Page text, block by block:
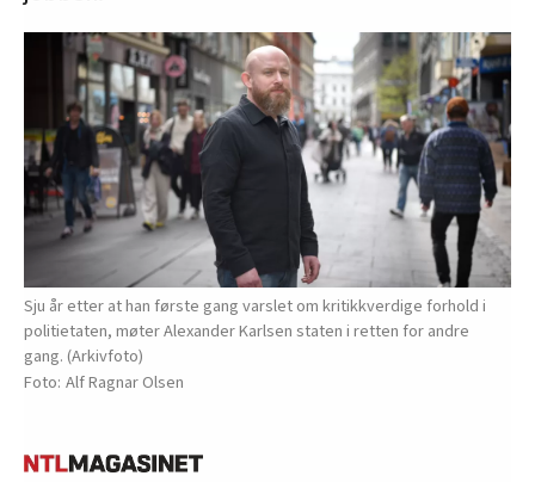
Sju år etter at han første gang varslet om kritikkverdige forhold i
politietaten, møter Alexander Karlsen staten i retten for andre
gang. (Arkivfoto)
Alf Ragnar Olsen